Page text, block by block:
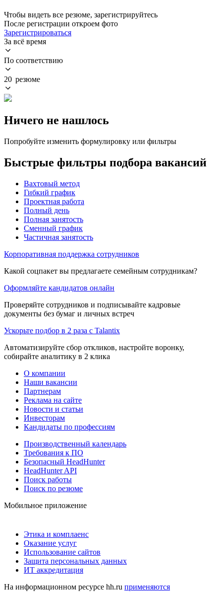
Чтобы видеть все резюме, зарегистрируйтесь
После регистрации откроем фото
Зарегистрироваться
За всё время
По соответствию
20 резюме
Ничего не нашлось
Попробуйте изменить формулировку или фильтры
Быстрые фильтры подбора вакансий
Вахтовый метод
Гибкий график
Проектная работа
Полный день
Полная занятость
Сменный график
Частичная занятость
Корпоративная поддержка сотрудников
Какой соцпакет вы предлагаете семейным сотрудникам?
Оформляйте кандидатов онлайн
Проверяйте сотрудников и подписывайте кадровые
документы без бумаг и личных встреч
Ускорьте подбор в 2 раза с Talantix
Автоматизируйте сбор откликов, настройте воронку,
собирайте аналитику в 2 клика
О компании
Наши вакансии
Партнерам
Реклама на сайте
Новости и статьи
Инвесторам
Кандидаты по профессиям
Производственный календарь
Требования к ПО
Безопасный HeadHunter
HeadHunter API
Поиск работы
Поиск по резюме
Мобильное приложение
Этика и комплаенс
Оказание услуг
Использование сайтов
Защита персональных данных
ИТ аккредитация
На информационном ресурсе hh.ru применяются